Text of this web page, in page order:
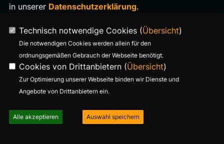
in unserer Datenschutzerklärung.
Technisch notwendige Cookies (Übersicht)
Die notwendigen Cookies werden allein für den
ordnungsgemäßen Gebrauch der Webseite benötigt.
Cookies von Drittanbietern (Übersicht)
Zur Optimierung unserer Webseite binden wir Dienste und
Angebote von Drittanbietern ein.
Alle akzeptieren Auswahl speichern